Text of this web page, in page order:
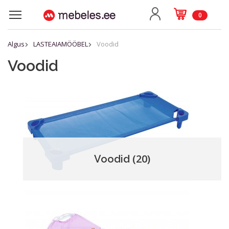
0
Algus LASTEAIAMÖÖBEL Voodid
Voodid
Voodid (20)